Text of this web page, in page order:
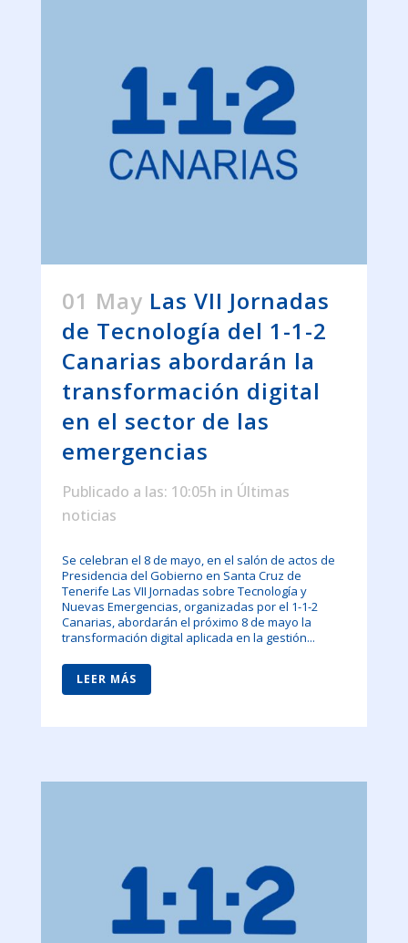
01 May Las VII Jornadas
de Tecnología del 1-1-2
Canarias abordarán la
transformación digital
en el sector de las
emergencias
Publicado a las: 10:05h in Últimas
noticias
Se celebran el 8 de mayo, en el salón de actos de
Presidencia del Gobierno en Santa Cruz de
Tenerife Las VII Jornadas sobre Tecnología y
Nuevas Emergencias, organizadas por el 1-1-2
Canarias, abordarán el próximo 8 de mayo la
transformación digital aplicada en la gestión...
LEER MÁS